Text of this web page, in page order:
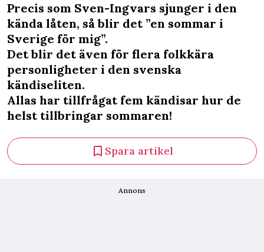
Precis som Sven-Ingvars sjunger i den
kända låten, så blir det ”en sommar i
Sverige för mig”.
Det blir det även för flera folkkära
personligheter i den svenska
kändiseliten.
Allas har tillfrågat fem kändisar hur de
helst tillbringar sommaren!
Spara artikel
Annons